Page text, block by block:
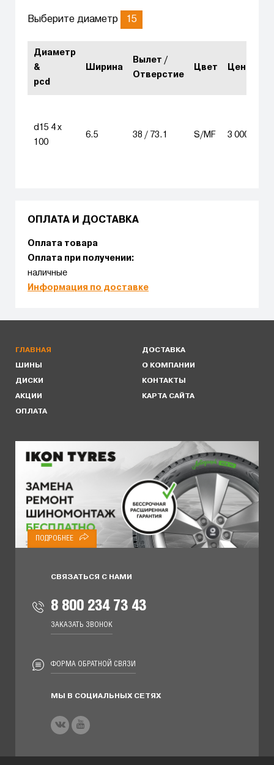
Выберите диаметр 15
Диаметр
&
pcd
Ширина
Вылет /
Отверстие
Цвет Цена
d15 4 x
100
6.5 38 / 73.1 S/MF 3 000
ОПЛАТА И ДОСТАВКА
Оплата товара
Оплата при получении:
наличные
Информация по доставке
ГЛАВНАЯ
ШИНЫ
ДИСКИ
АКЦИИ
ОПЛАТА
ДОСТАВКА
О КОМПАНИИ
КОНТАКТЫ
КАРТА САЙТА
ПОДРОБНЕЕ
СВЯЗАТЬСЯ С НАМИ
8 800 234 73 43
ЗАКАЗАТЬ ЗВОНОК
ФОРМА ОБРАТНОЙ СВЯЗИ
МЫ В СОЦИАЛЬНЫХ СЕТЯХ